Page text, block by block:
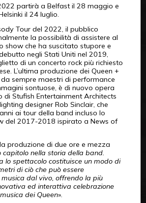
partirà a Belfast il 28 maggio e
il 24 luglio.
Tour del 2022, il pubblico
la possibilità di assistere al
show che ha suscitato stupore e
negli Stati Uniti nel 2019,
di un concerto rock più richiesto
L’ultima produzione dei Queen +
sempre maestri di performance
sontuose, è di nuovo opera
di Stufish Entertainment Architects
designer Rob Sinclair, che
ai tour della band incluso lo
del 2017-2018 ispirato a News of
produzione di due ore e mezza
capitolo nella storia della band.
lo spettacolo costituisce un modo di
di ciò che può essere
musica dal vivo, offrendo la più
ed interattiva celebrazione
dei Queen».